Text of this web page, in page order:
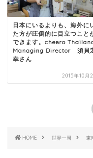
日本にいるよりも、海外に
た方が圧倒的に目立つこと
できます。cheero
Managing Director 須貝
幸さん
2015年10月
HOME 世界一周 東